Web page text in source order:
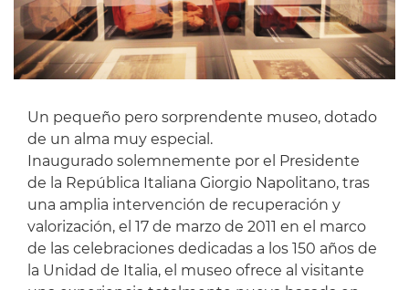
Un pequeño pero sorprendente museo, dotado
de un alma muy especial.
Inaugurado solemnemente por el Presidente
de la República Italiana Giorgio Napolitano, tras
una amplia intervención de recuperación y
valorización, el 17 de marzo de 2011 en el marco
de las celebraciones dedicadas a los 150 años de
la Unidad de Italia, el museo ofrece al visitante